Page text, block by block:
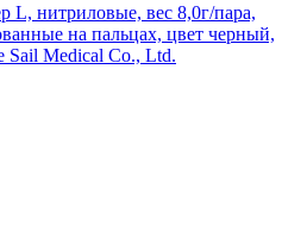
L, нитриловые, вес 8,0г/пара,
на пальцах, цвет черный,
Sail Medical Co., Ltd.